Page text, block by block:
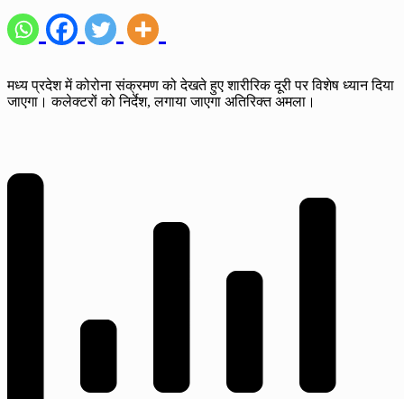
मध्‍य प्रदेश में कोरोना संक्रमण को देखते हुए शारीरिक दूरी पर विशेष ध्‍यान दिया
जाएगा। कलेक्टरों को निर्देश, लगाया जाएगा अतिरिक्त अमला।